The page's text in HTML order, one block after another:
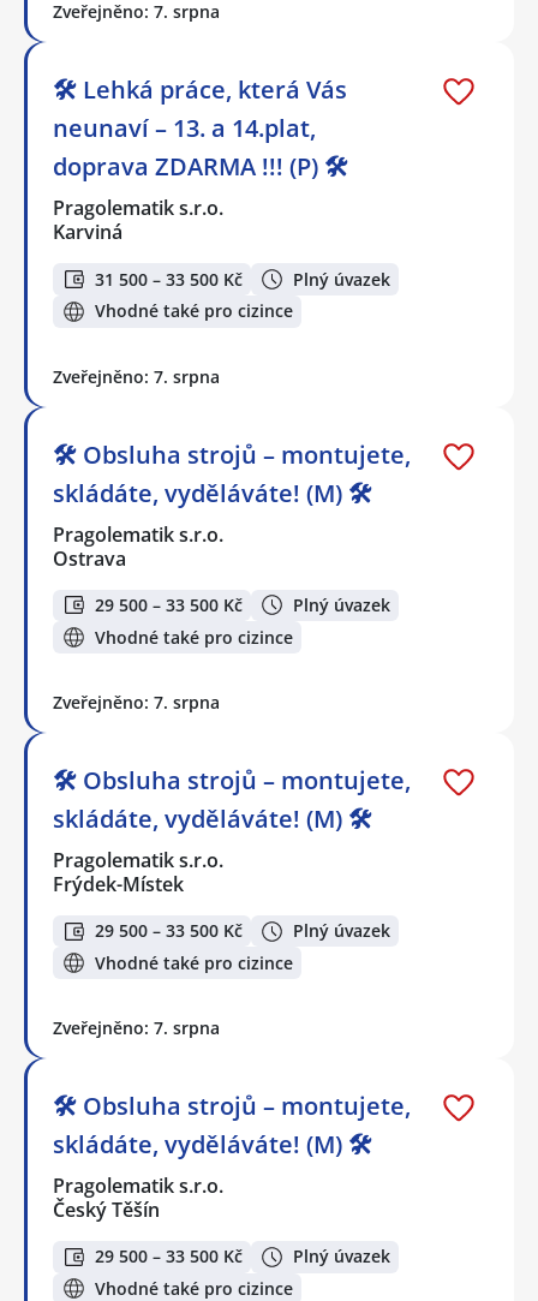
Zveřejněno: 7. srpna
🛠️ Lehká práce, která Vás
neunaví – 13. a 14.plat,
doprava ZDARMA !!! (P) 🛠️
Pragolematik s.r.o.
Karviná
31 500 – 33 500 Kč
Plný úvazek
Vhodné také pro cizince
Zveřejněno: 7. srpna
🛠️ Obsluha strojů – montujete,
skládáte, vyděláváte! (M) 🛠️
Pragolematik s.r.o.
Ostrava
29 500 – 33 500 Kč
Plný úvazek
Vhodné také pro cizince
Zveřejněno: 7. srpna
🛠️ Obsluha strojů – montujete,
skládáte, vyděláváte! (M) 🛠️
Pragolematik s.r.o.
Frýdek-Místek
29 500 – 33 500 Kč
Plný úvazek
Vhodné také pro cizince
Zveřejněno: 7. srpna
🛠️ Obsluha strojů – montujete,
skládáte, vyděláváte! (M) 🛠️
Pragolematik s.r.o.
Český Těšín
29 500 – 33 500 Kč
Plný úvazek
Vhodné také pro cizince